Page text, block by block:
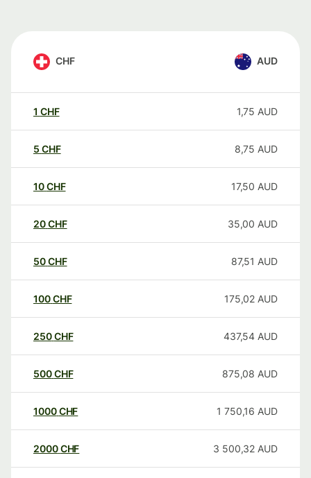
CHF AUD
1 CHF 1,75 AUD
5 CHF 8,75 AUD
10CHF 17,50 AUD
20CHF 35,00 AUD
50CHF 87,51 AUD
100CHF 175,02 AUD
250CHF 437,54 AUD
500CHF 875,08 AUD
1000CHF 1 750,16 AUD
2000CHF 3 500,32 AUD